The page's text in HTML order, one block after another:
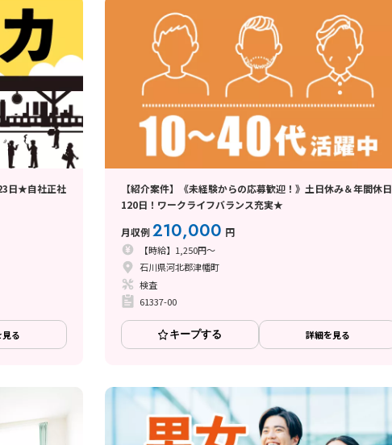
日★自社正社
る
【紹介案件】《未経験からの応募歓迎！》土日休み＆年間休日
120日！ワークライフバランス充実★
月収例210,000 円
【時給】1,250円～
石川県河北郡津幡町
検査
61337-00
キープする 詳細を見る